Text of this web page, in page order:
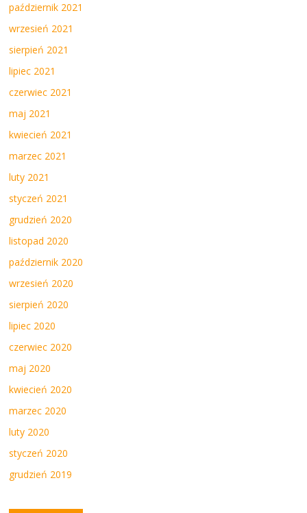
październik 2021
wrzesień 2021
sierpień 2021
lipiec 2021
czerwiec 2021
maj 2021
kwiecień 2021
marzec 2021
luty 2021
styczeń 2021
grudzień 2020
listopad 2020
październik 2020
wrzesień 2020
sierpień 2020
lipiec 2020
czerwiec 2020
maj 2020
kwiecień 2020
marzec 2020
luty 2020
styczeń 2020
grudzień 2019